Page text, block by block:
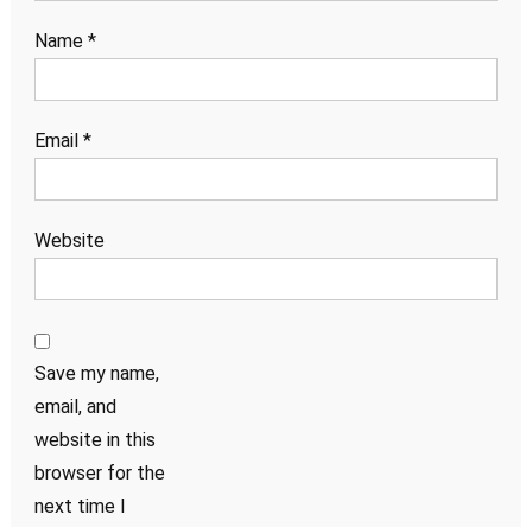
Name *
Email *
Website
Save my name,
email, and
website in this
browser for the
next time I